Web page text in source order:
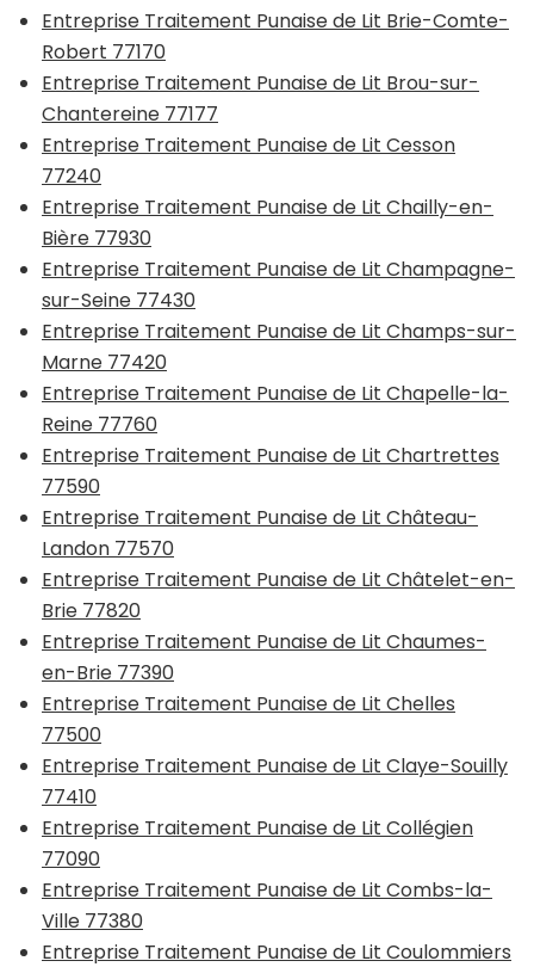
Entreprise Traitement Punaise de Lit Brie-Comte-
Robert 77170
Entreprise Traitement Punaise de Lit Brou-sur-
Chantereine 77177
Entreprise Traitement Punaise de Lit Cesson
77240
Entreprise Traitement Punaise de Lit Chailly-en-
Bière 77930
Entreprise Traitement Punaise de Lit Champagne-
sur-Seine 77430
Entreprise Traitement Punaise de Lit Champs-sur-
Marne 77420
Entreprise Traitement Punaise de Lit Chapelle-la-
Reine 77760
Entreprise Traitement Punaise de Lit Chartrettes
77590
Entreprise Traitement Punaise de Lit Château-
Landon 77570
Entreprise Traitement Punaise de Lit Châtelet-en-
Brie 77820
Entreprise Traitement Punaise de Lit Chaumes-
en-Brie 77390
Entreprise Traitement Punaise de Lit Chelles
77500
Entreprise Traitement Punaise de Lit Claye-Souilly
77410
Entreprise Traitement Punaise de Lit Collégien
77090
Entreprise Traitement Punaise de Lit Combs-la-
Ville 77380
Entreprise Traitement Punaise de Lit Coulommiers